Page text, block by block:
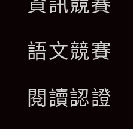
資訊競賽
語文競賽
閱讀認證